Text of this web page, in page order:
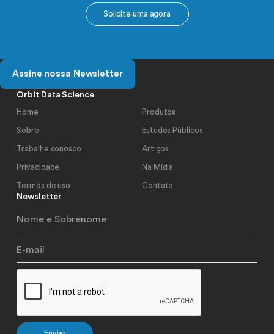
Solicite uma agora
Assine nossa Newsletter
Orbit Data Science
Home Produtos
Sobre Estudos Públicos
Trabalhe conosco Artigos
Privacidade Na Mídia
Termos de uso Contato
Newsletter